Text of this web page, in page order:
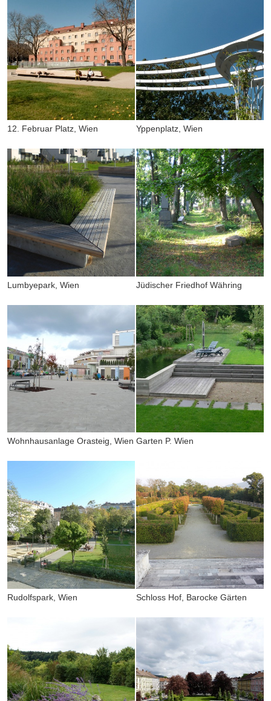
12. Februar Platz, Wien Yppenplatz, Wien
Lumbyepark, Wien Jüdischer Friedhof Währing
Wohnhausanlage Orasteig, Wien Garten P. Wien
Rudolfspark, Wien Schloss Hof, Barocke Gärten